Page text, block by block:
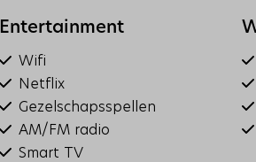
Entertainment
Wifi
Netflix
Gezelschapsspellen
AM/FM radio
Smart TV